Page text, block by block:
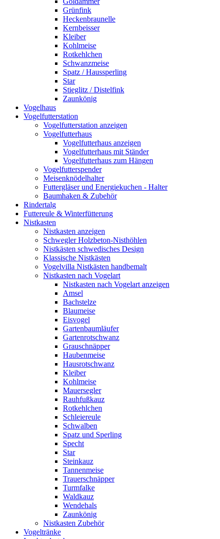
Grünfink
Heckenbraunelle
Kernbeisser
Kleiber
Kohlmeise
Rotkehlchen
Schwanzmeise
Spatz / Haussperling
Star
Stieglitz / Distelfink
Zaunkönig
Vogelhaus
Vogelfutterstation
Vogelfutterstation anzeigen
Vogelfutterhaus
Vogelfutterhaus anzeigen
Vogelfutterhaus mit Ständer
Vogelfutterhaus zum Hängen
Vogelfutterspender
Meisenknödelhalter
Futtergläser und Energiekuchen - Halter
Baumhaken & Zubehör
Rindertalg
Futtereule & Winterfütterung
Nistkasten
Nistkasten anzeigen
Schwegler Holzbeton-Nisthöhlen
Nistkästen schwedisches Design
Klassische Nistkästen
Vogelvilla Nistkästen handbemalt
Nistkasten nach Vogelart
Nistkasten nach Vogelart anzeigen
Amsel
Bachstelze
Blaumeise
Eisvogel
Gartenbaumläufer
Gartenrotschwanz
Grauschnäpper
Haubenmeise
Hausrotschwanz
Kleiber
Kohlmeise
Mauersegler
Rauhfußkauz
Rotkehlchen
Schleiereule
Schwalben
Spatz und Sperling
Specht
Star
Steinkauz
Tannenmeise
Trauerschnäpper
Turmfalke
Waldkauz
Wendehals
Zaunkönig
Nistkasten Zubehör
Vogeltränke